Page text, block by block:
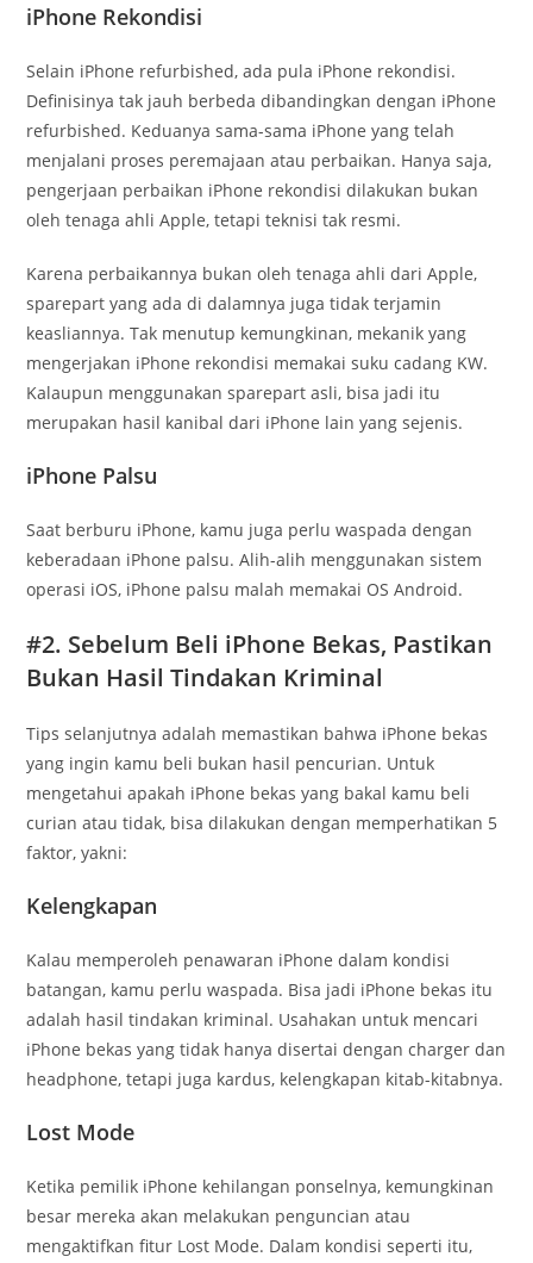
iPhone Rekondisi
Selain iPhone refurbished, ada pula iPhone rekondisi.
Definisinya tak jauh berbeda dibandingkan dengan iPhone
refurbished. Keduanya sama-sama iPhone yang telah
menjalani proses peremajaan atau perbaikan. Hanya saja,
pengerjaan perbaikan iPhone rekondisi dilakukan bukan
oleh tenaga ahli Apple, tetapi teknisi tak resmi.
Karena perbaikannya bukan oleh tenaga ahli dari Apple,
sparepart yang ada di dalamnya juga tidak terjamin
keasliannya. Tak menutup kemungkinan, mekanik yang
mengerjakan iPhone rekondisi memakai suku cadang KW.
Kalaupun menggunakan sparepart asli, bisa jadi itu
merupakan hasil kanibal dari iPhone lain yang sejenis.
iPhone Palsu
Saat berburu iPhone, kamu juga perlu waspada dengan
keberadaan iPhone palsu. Alih-alih menggunakan sistem
operasi iOS, iPhone palsu malah memakai OS Android.
#2. Sebelum Beli iPhone Bekas, Pastikan
Bukan Hasil Tindakan Kriminal
Tips selanjutnya adalah memastikan bahwa iPhone bekas
yang ingin kamu beli bukan hasil pencurian. Untuk
mengetahui apakah iPhone bekas yang bakal kamu beli
curian atau tidak, bisa dilakukan dengan memperhatikan 5
faktor, yakni:
Kelengkapan
Kalau memperoleh penawaran iPhone dalam kondisi
batangan, kamu perlu waspada. Bisa jadi iPhone bekas itu
adalah hasil tindakan kriminal. Usahakan untuk mencari
iPhone bekas yang tidak hanya disertai dengan charger dan
headphone, tetapi juga kardus, kelengkapan kitab-kitabnya.
Lost Mode
Ketika pemilik iPhone kehilangan ponselnya, kemungkinan
besar mereka akan melakukan penguncian atau
mengaktifkan fitur Lost Mode. Dalam kondisi seperti itu,